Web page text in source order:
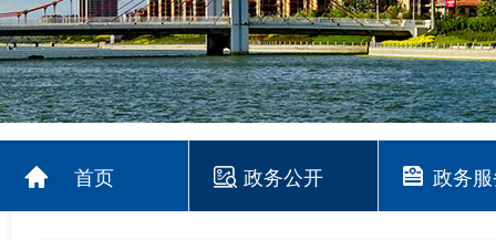
首页 政务公开 政务